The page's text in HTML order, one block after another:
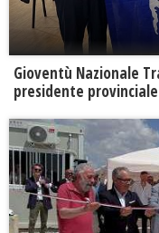
Gioventù Nazionale
presidente provinciale